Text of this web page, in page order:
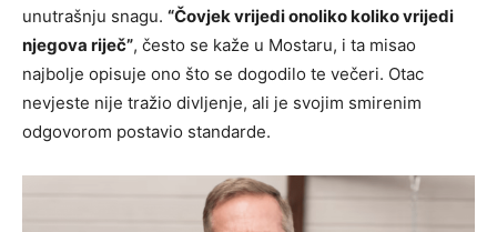
unutrašnju snagu. “Čovjek vrijedi onoliko koliko vrijedi
njegova riječ”, često se kaže u Mostaru, i ta misao
najbolje opisuje ono što se dogodilo te večeri. Otac
nevjeste nije tražio divljenje, ali je svojim smirenim
odgovorom postavio standarde.